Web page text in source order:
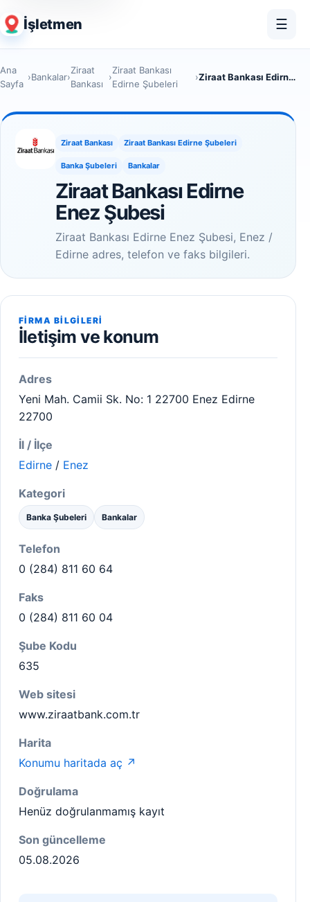
İşletmen ☰
Ana
Sayfa
›Bankalar›
Ziraat
Bankası
›
Ziraat Bankası
Edirne Şubeleri
› Ziraat Bankası Edirne Enez Şubesi
Ziraat Bankası Ziraat Bankası Edirne Şubeleri
Banka Şubeleri Bankalar
Ziraat Bankası Edirne
Enez Şubesi
Ziraat Bankası Edirne Enez Şubesi, Enez /
Edirne adres, telefon ve faks bilgileri.
FIRMA BILGILERI
İletişim ve konum
Adres
Yeni Mah. Camii Sk. No: 1 22700 Enez Edirne
22700
İl / İlçe
Edirne / Enez
Kategori
Banka Şubeleri Bankalar
Telefon
0 (284) 811 60 64
Faks
0 (284) 811 60 04
Şube Kodu
635
Web sitesi
www.ziraatbank.com.tr
Harita
Konumu haritada aç ↗
Doğrulama
Henüz doğrulanmamış kayıt
Son güncelleme
05.08.2026